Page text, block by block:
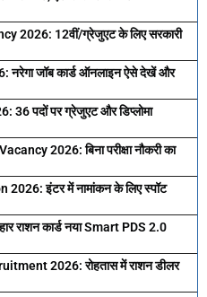
2026: 12वीं/ग्रेजुएट के लिए सरकारी
जॉब कार्ड ऑनलाइन ऐसे देखें और
पदों पर ग्रेजुएट और डिप्लोमा
2026: बिना परीक्षा नौकरी का
इंटर में नामांकन के लिए स्पॉट
राशन कार्ड नया Smart PDS 2.0
2026: रोहतास में राशन डीलर